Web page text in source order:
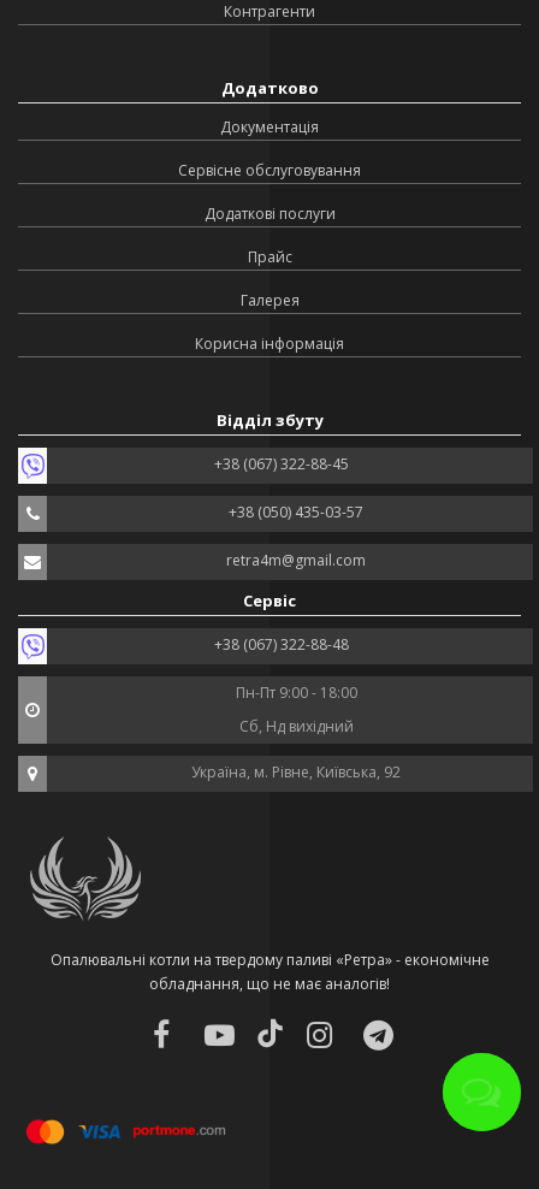
Контрагенти
Додатково
Документація
Сервісне обслуговування
Додаткові послуги
Прайс
Галерея
Корисна інформація
Відділ збуту
+38 (067) 322-88-45
+38 (050) 435-03-57
retra4m@gmail.com
Сервіс
+38 (067) 322-88-48
Пн-Пт 9:00 - 18:00
Сб, Нд вихідний
Україна, м. Рівне, Київська, 92
Опалювальні котли на твердому паливі «Ретра» - економічне
обладнання, що не має аналогів!